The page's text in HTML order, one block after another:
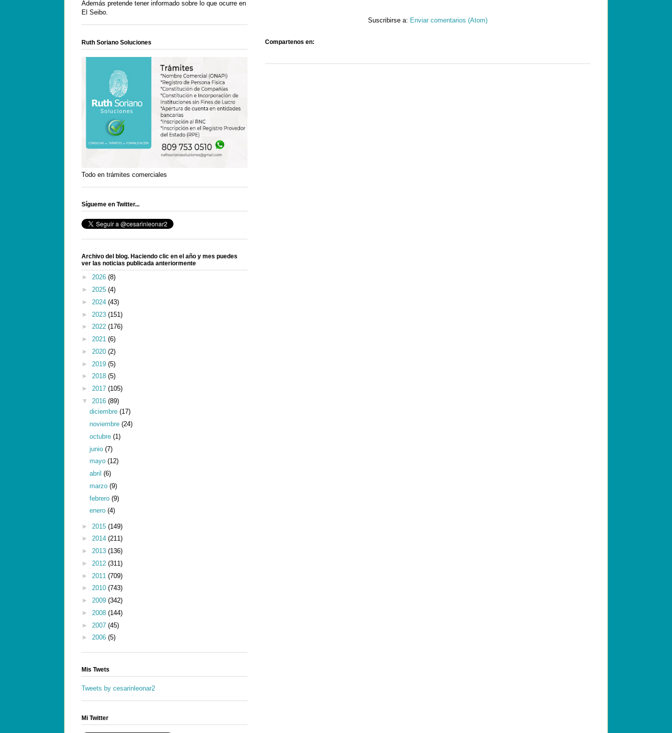
Suscribirse a: Enviar comentarios (Atom)
Compartenos en:
Además pretende tener informado sobre lo que ocurre en
El Seibo.
Ruth Soriano Soluciones
Todo en trámites comerciales
Sígueme en Twitter...
Archivo del blog. Haciendo clic en el año y mes puedes
ver las noticias publicada anteriormente
► 2026 (8)
► 2025 (4)
► 2024 (43)
► 2023 (151)
► 2022 (176)
► 2021 (6)
► 2020 (2)
► 2019 (5)
► 2018 (5)
► 2017 (105)
▼ 2016 (89)
diciembre (17)
noviembre (24)
octubre (1)
junio (7)
mayo (12)
abril (6)
marzo (9)
febrero (9)
enero (4)
► 2015 (149)
► 2014 (211)
► 2013 (136)
► 2012 (311)
► 2011 (709)
► 2010 (743)
► 2009 (342)
► 2008 (144)
► 2007 (45)
► 2006 (5)
Mis Twets
Tweets by cesarinleonar2
Mi Twitter